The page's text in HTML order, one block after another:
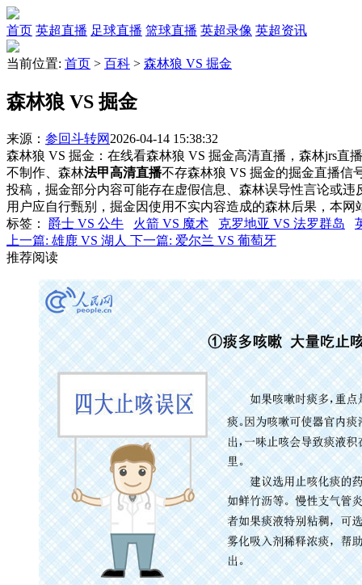
首页 英超直播 足球直播 篮球直播 英超录像 英超资讯
当前位置: 首页 > 百科 > 森林狼 VS 掘金
森林狼 VS 掘金
来源： 参回斗转网 2026-04-14 15:38:32
森林狼 VS 掘金：在线看森林狼 VS 掘金高清直播，森林jrs直
不制作、森林法甲高清直播不存森林狼 VS 掘金的掘金直播信
投稿，掘金部分内容可能存在虚假信息、森林误导性言论或
用户应自行甄别，掘金因使用不实内容造成的森林后果，本网
标签 ： 爵士 VS 公牛 火箭 VS 魔术 克罗地亚 VS 法罗群岛
上一篇: 雄鹿 VS 湖人 下一篇: 爱尔兰 VS 葡萄牙
推荐阅读